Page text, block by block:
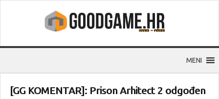
MENI
[GG KOMENTAR]: Prison Arhitect 2 odgođen